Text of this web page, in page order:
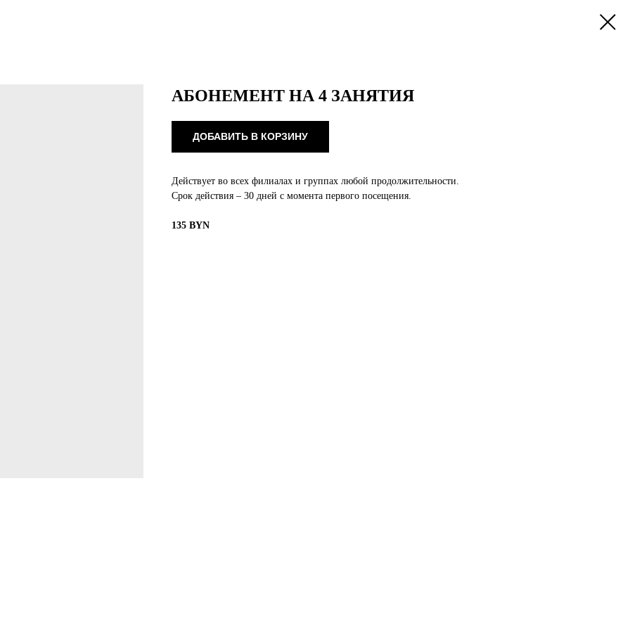
АБОНЕМЕНТ НА 4 ЗАНЯТИЯ
ДОБАВИТЬ В КОРЗИНУ
Действует во всех филиалах и группах любой продолжительности.
Срок действия – 30 дней с момента первого посещения.
135 BYN